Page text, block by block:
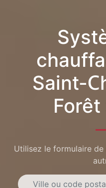
Saint-
Utilisez le formulaire